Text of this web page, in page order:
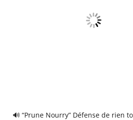
🔊 “Prune Nourry” Défense de rien